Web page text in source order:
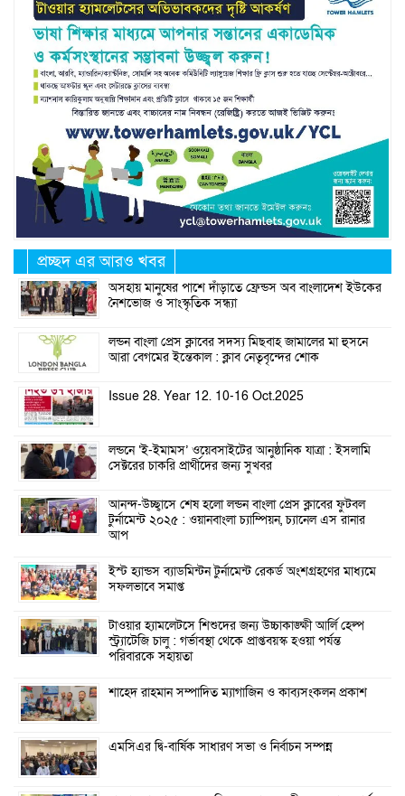
প্রচ্ছদ এর আরও খবর
অসহায় মানুষের পাশে দাঁড়াতে ফ্রেন্ডস অব বাংলাদেশ ইউকের
নৈশভোজ ও সাংস্কৃতিক সন্ধ্যা
লন্ডন বাংলা প্রেস ক্লাবের সদস্য মিছবাহ জামালের মা হুসনে
আরা বেগমের ইন্তেকাল : ক্লাব নেতৃবৃন্দের শোক
Issue 28. Year 12. 10-16 Oct.2025
লন্ডনে ‘ই-ইমামস’ ওয়েবসাইটের আনুষ্ঠানিক যাত্রা : ইসলামি
সেক্টরের চাকরি প্রার্থীদের জন্য সুখবর
আনন্দ-উচ্ছ্বাসে শেষ হলো লন্ডন বাংলা প্রেস ক্লাবের ফুটবল
টুর্নামেন্ট ২০২৫ : ওয়ানবাংলা চ্যাম্পিয়ন, চ্যানেল এস রানার
আপ
ইস্ট হ্যান্ডস ব্যাডমিন্টন টুর্নামেন্ট রেকর্ড অংশগ্রহণের মাধ্যমে
সফলভাবে সমাপ্ত
টাওয়ার হ্যামলেটসে শিশুদের জন্য উচ্চাকাঙ্ক্ষী আর্লি হেল্প
স্ট্র্যাটেজি চালু : গর্ভাবস্থা থেকে প্রাপ্তবয়স্ক হওয়া পর্যন্ত
পরিবারকে সহায়তা
শাহেদ রাহমান সম্পাদিত ম্যাগাজিন ও কাব্যসংকলন প্রকাশ
এমসিএর দ্বি-বার্ষিক সাধারণ সভা ও নির্বাচন সম্পন্ন